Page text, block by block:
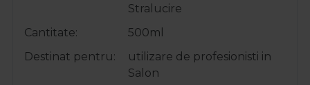
Stralucire
Cantitate
500ml
Destinat pentru
utilizare de profesionisti in
Salon